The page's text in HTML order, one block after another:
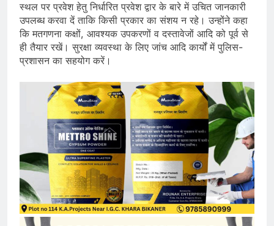
स्थल पर प्रवेश हेतु निर्धारित प्रवेश द्वार के बारे में उचित जानकारी
उपलब्ध करवा दें ताकि किसी प्रकार का संशय न रहे। उन्होंने कहा
कि मतगणना कक्षों, आवश्यक उपकरणों व दस्तावेजों आदि को पूर्व से
ही तैयार रखें। सुरक्षा व्यवस्था के लिए जांच आदि कार्यों में पुलिस-
प्रशासन का सहयोग करें।